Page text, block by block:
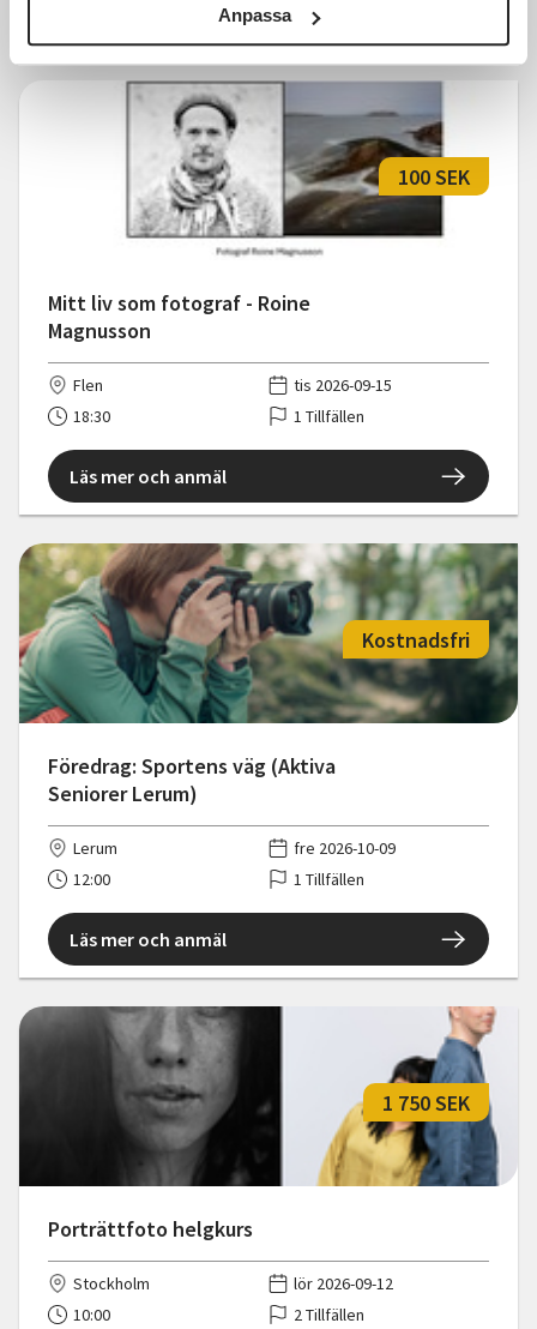
Anpassa
Läs mer och anmäl
Mitt liv som fotograf - Roine
Magnusson
100 SEK
Flen
tis 2026-09-15
18:30
1 Tillfällen
Läs mer och anmäl
Föredrag: Sportens väg (Aktiva
Seniorer Lerum)
Kostnadsfri
Lerum
fre 2026-10-09
12:00
1 Tillfällen
Läs mer och anmäl
Porträttfoto helgkurs
1 750 SEK
Stockholm
lör 2026-09-12
10:00
2 Tillfällen